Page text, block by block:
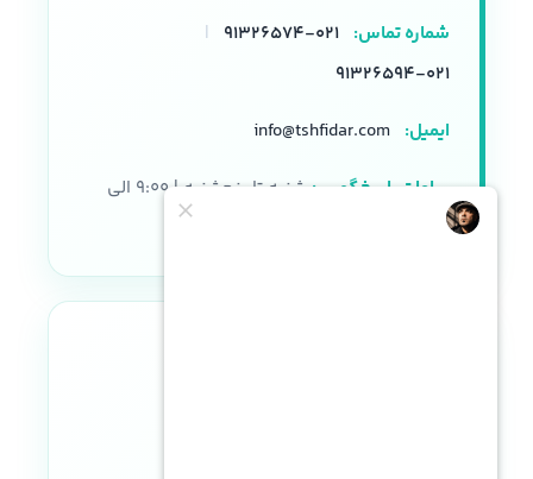
شماره تماس: ۰۲۱-۹۱۳۲۶۵۷۴
|
۰۲۱-۹۱۳۲۶۵۹۴
ایمیل: info@tshfidar.com
ساعات پاسخگویی:
شنبه تا پنجشنبه | ۹:۰۰ الی
۱۸:۰۰